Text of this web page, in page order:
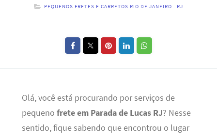
PEQUENOS FRETES E CARRETOS RIO DE JANEIRO - RJ
Olá, você está procurando por serviços de
pequeno frete em Parada de Lucas RJ? Nesse
sentido, fique sabendo que encontrou o lugar